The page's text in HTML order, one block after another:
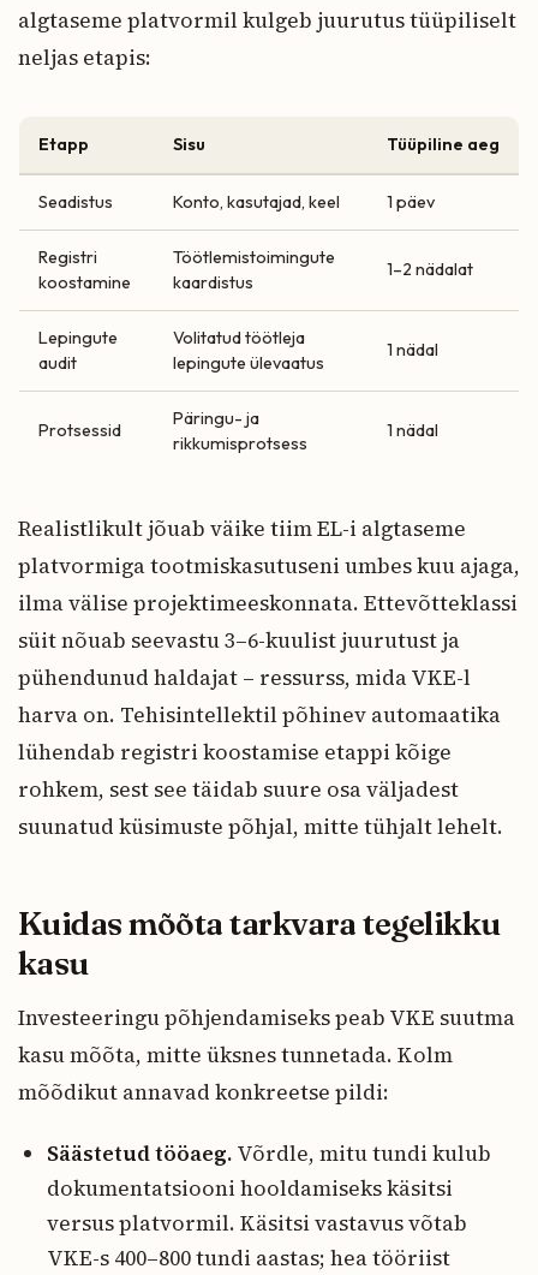
algtaseme platvormil kulgeb juurutus tüüpiliselt
neljas etapis:
Etapp Sisu Tüüpiline aeg
Seadistus Konto, kasutajad, keel 1 päev
Registri
koostamine
Töötlemistoimingute
kaardistus
1–2 nädalat
Lepingute
audit
Volitatud töötleja
lepingute ülevaatus
1 nädal
Protsessid
Päringu- ja
rikkumisprotsess
1 nädal
Realistlikult jõuab väike tiim EL-i algtaseme
platvormiga tootmiskasutuseni umbes kuu ajaga,
ilma välise projektimeeskonnata. Ettevõtteklassi
süit nõuab seevastu 3–6-kuulist juurutust ja
pühendunud haldajat – ressurss, mida VKE-l
harva on. Tehisintellektil põhinev automaatika
lühendab registri koostamise etappi kõige
rohkem, sest see täidab suure osa väljadest
suunatud küsimuste põhjal, mitte tühjalt lehelt.
Kuidas mõõta tarkvara tegelikku
kasu
Investeeringu põhjendamiseks peab VKE suutma
kasu mõõta, mitte üksnes tunnetada. Kolm
mõõdikut annavad konkreetse pildi:
Säästetud tööaeg. Võrdle, mitu tundi kulub
dokumentatsiooni hooldamiseks käsitsi
versus platvormil. Käsitsi vastavus võtab
VKE-s 400–800 tundi aastas; hea tööriist